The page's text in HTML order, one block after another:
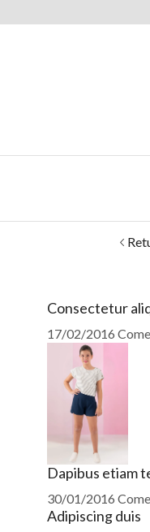
Consectetur
17/02/2016
Dapibus etiam
30/01/2016
Adipiscing duis